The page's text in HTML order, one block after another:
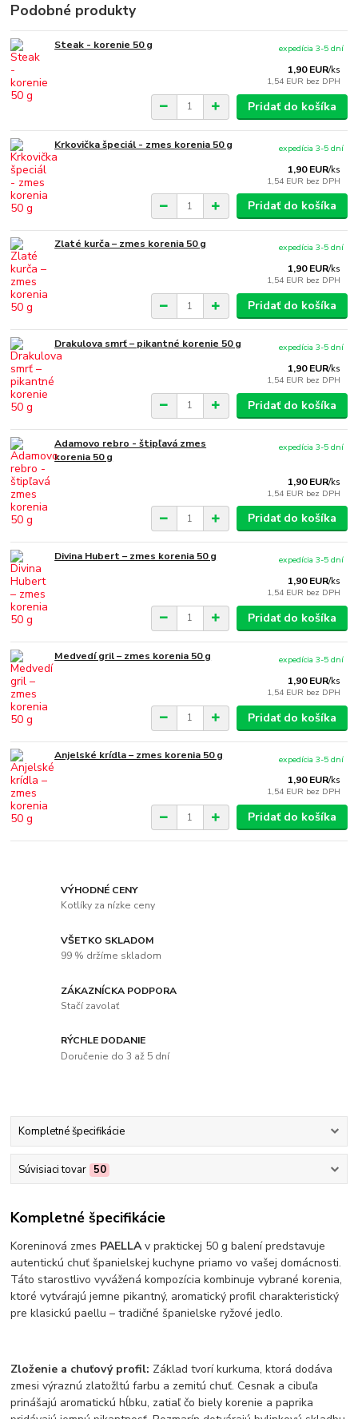
Podobné produkty
Steak - korenie 50 g
1,90 EUR/ks
1,54 EUR bez DPH
expedícia 3-5 dní
Pridať do košíka
Krkovička špeciál - zmes korenia 50 g
1,90 EUR/ks
1,54 EUR bez DPH
expedícia 3-5 dní
Pridať do košíka
Zlaté kurča – zmes korenia 50 g
1,90 EUR/ks
1,54 EUR bez DPH
expedícia 3-5 dní
Pridať do košíka
Drakulova smrť – pikantné korenie 50 g
1,90 EUR/ks
1,54 EUR bez DPH
expedícia 3-5 dní
Pridať do košíka
Adamovo rebro - štipľavá zmes
korenia 50 g
1,90 EUR/ks
1,54 EUR bez DPH
expedícia 3-5 dní
Pridať do košíka
Divina Hubert – zmes korenia 50 g
1,90 EUR/ks
1,54 EUR bez DPH
expedícia 3-5 dní
Pridať do košíka
Medvedí gril – zmes korenia 50 g
1,90 EUR/ks
1,54 EUR bez DPH
expedícia 3-5 dní
Pridať do košíka
Anjelské krídla – zmes korenia 50 g
1,90 EUR/ks
1,54 EUR bez DPH
expedícia 3-5 dní
Pridať do košíka
VÝHODNÉ CENY
Kotlíky za nízke ceny
VŠETKO SKLADOM
99 % držíme skladom
ZÁKAZNÍCKA PODPORA
Stačí zavolať
RÝCHLE DODANIE
Doručenie do 3 až 5 dní
Kompletné špecifikácie
Súvisiaci tovar 50
Kompletné špecifikácie
Koreninová zmes PAELLAv praktickej 50 g balení predstavuje
autentickú chuť španielskej kuchyne priamo vo vašej domácnosti.
Táto starostlivo vyvážená kompozícia kombinuje vybrané korenia,
ktoré vytvárajú jemne pikantný, aromatický profil charakteristický
pre klasickú paellu – tradičné španielske ryžové jedlo.
Zloženie a chuťový profil: Základ tvorí kurkuma, ktorá dodáva
zmesi výraznú zlatožltú farbu a zemitú chuť. Cesnak a cibuľa
prinášajú aromatickú hĺbku, zatiaľ čo biely korenie a paprika